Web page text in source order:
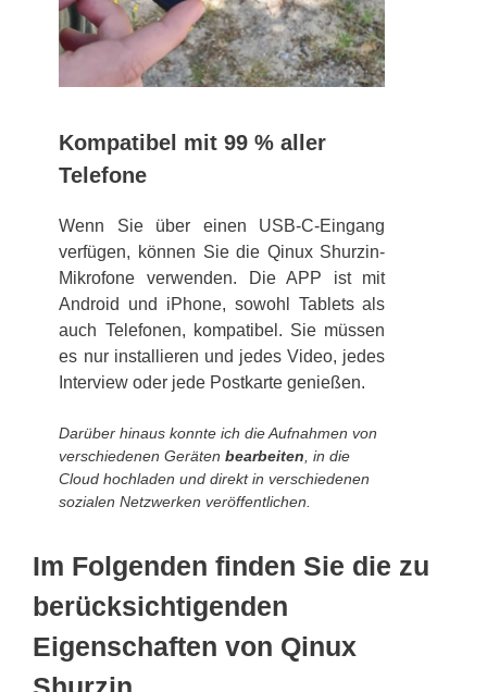
Kompatibel mit 99 % aller
Telefone
Wenn Sie über einen USB-C-Eingang
verfügen, können Sie die Qinux Shurzin-
Mikrofone verwenden. Die APP ist mit
Android und iPhone, sowohl Tablets als
auch Telefonen, kompatibel. Sie müssen
es nur installieren und jedes Video, jedes
Interview oder jede Postkarte genießen.
Darüber hinaus konnte ich die Aufnahmen von
verschiedenen Gerätenbearbeiten, in die
Cloud hochladen und direkt in verschiedenen
sozialen Netzwerken veröffentlichen.
Im Folgenden finden Sie die zu
berücksichtigenden
Eigenschaften von Qinux